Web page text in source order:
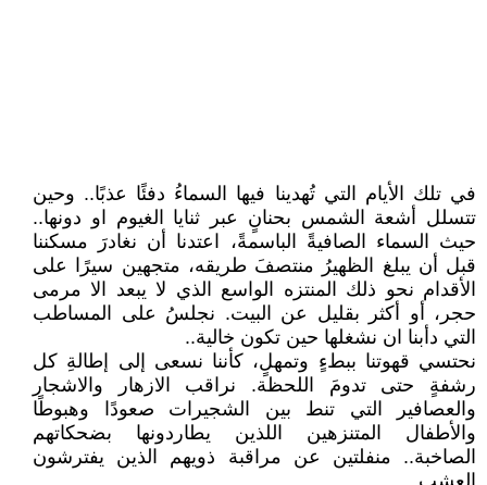
في تلك الأيام التي تُهدينا فيها السماءُ دفئًا عذبًا.. وحين
تتسلل أشعة الشمس بحنانٍ عبر ثنايا الغيوم او دونها..
حيث السماء الصافيةً الباسمةً، اعتدنا أن نغادرَ مسكننا
قبل أن يبلغ الظهيرُ منتصفَ طريقه، متجهين سيرًا على
الأقدام نحو ذلك المنتزه الواسع الذي لا يبعد الا مرمى
حجر، أو أكثر بقليل عن البيت. نجلسُ على المساطب
التي دأبنا ان نشغلها حين تكون خالية..
نحتسي قهوتنا ببطءٍ وتمهلٍ، كأننا نسعى إلى إطالةِ كل
رشفةٍ حتى تدومَ اللحظة. نراقب الازهار والاشجار
والعصافير التي تنط بين الشجيرات صعودًا وهبوطًا
والأطفال المتنزهين اللذين يطاردونها بضحكاتهم
الصاخبة.. منفلتين عن مراقبة ذويهم الذين يفترشون